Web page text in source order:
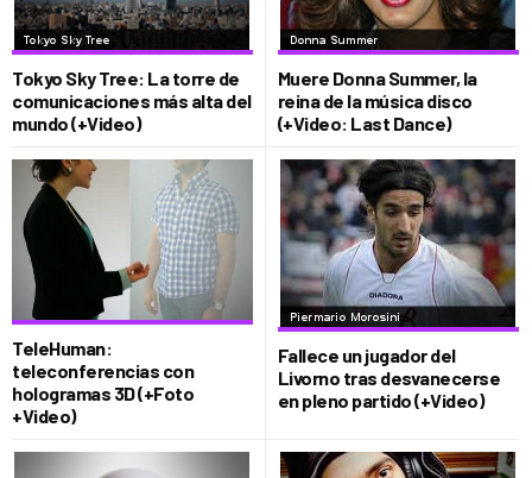
Tokyo Sky Tree: La torre de
comunicaciones más alta del
mundo (+Video)
Muere Donna Summer, la
reina de la música disco
(+Video: Last Dance)
TeleHuman:
teleconferencias con
hologramas 3D (+Foto
+Video)
Fallece un jugador del
Livorno tras desvanecerse
en pleno partido (+Video)